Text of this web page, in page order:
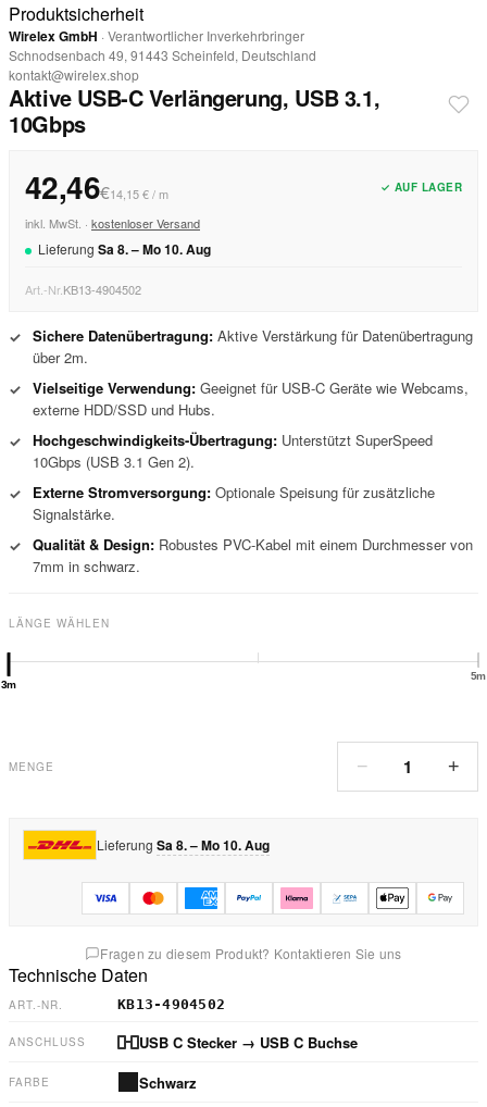
Produktsicherheit
Wirelex GmbH · Verantwortlicher Inverkehrbringer
Schnodsenbach 49, 91443 Scheinfeld, Deutschland
kontakt@wirelex.shop
Aktive USB-C Verlängerung, USB 3.1,
10Gbps
42,46€14,15 € / m ✓ AUF LAGER
inkl. MwSt. · kostenloser Versand
Lieferung Sa8. –Mo10.Aug
Art.-Nr.KB13-4904502
✓ Sichere Datenübertragung: Aktive Verstärkung für Datenübertragung
über 2m.
✓ Vielseitige Verwendung: Geeignet für USB-C Geräte wie Webcams,
externe HDD/SSD und Hubs.
✓ Hochgeschwindigkeits-Übertragung: Unterstützt SuperSpeed
10Gbps (USB 3.1 Gen 2).
✓
Externe Stromversorgung: Optionale Speisung für zusätzliche
Signalstärke.
✓ Qualität & Design: Robustes PVC-Kabel mit einem Durchmesser von
7mm in schwarz.
LÄNGE WÄHLEN
3m
5m
MENGE − 1 +
Lieferung Sa 8. – Mo 10. Aug
Fragen zu diesem Produkt? Kontaktieren Sie uns
Technische Daten
ART.-NR. KB13-4904502
ANSCHLUSS USB C Stecker → USB C Buchse
FARBE Schwarz